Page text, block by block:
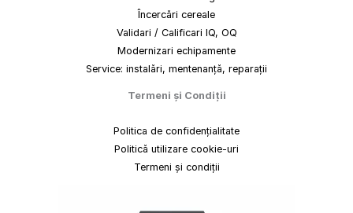
Încercări cereale
Validari / Calificari IQ, OQ
Modernizari echipamente
Service: instalări, mentenanță, reparații
Termeni și Condiții
Politica de confidențialitate
Politică utilizare cookie-uri
Termeni și condiții